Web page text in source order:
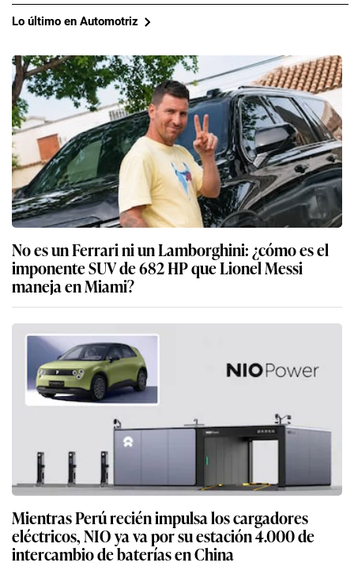
Lo último en Automotriz
No es un Ferrari ni un Lamborghini: ¿cómo es el
imponente SUV de 682 HP que Lionel Messi
maneja en Miami?
Mientras Perú recién impulsa los cargadores
eléctricos, NIO ya va por su estación 4.000 de
intercambio de baterías en China